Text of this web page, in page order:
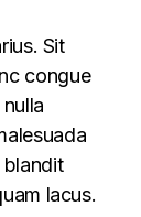
Sit
congue
lacus.